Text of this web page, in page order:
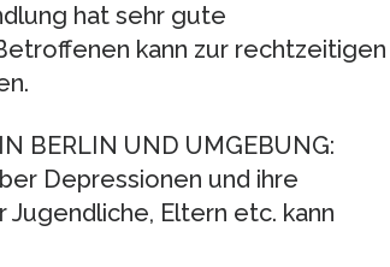
hat sehr gute
kann zur rechtzeitigen
BERLIN UND UMGEBUNG:
Depressionen und ihre
Eltern etc. kann